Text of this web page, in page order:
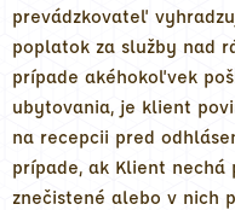
prevádzkovateľ
poplatok za služby nad
prípade akéhokoľvek
ubytovania, je klient
na recepcii pred
prípade, ak Klient
znečistené alebo v nich